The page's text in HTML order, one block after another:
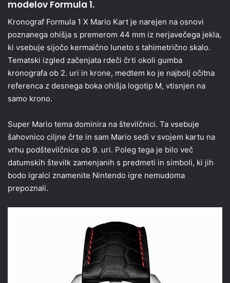
modelov Formula 1.
Kronograf Formula 1 X Mario Kart je narejen na osnovi
poznanega ohišja s premerom 44 mm iz nerjavečega jekla,
ki vsebuje sijočo kermaično luneto s tahimetrično skalo.
Tematski izgled začenjata rdeči črti okoli gumba
kronografa ob 2. uri in krone, medtem ko je najbolj očitna
referenca z desnega boka ohišja logotip M, vtisnjen na
samo krono.
Super Mario tema dominira na številčnici. Ta vsebuje
šahovnico ciljne črte in sam Mario sedi v svojem kartu na
vrhu podštevilčnice ob 9. uri. Poleg tega je bilo več
datumskih številk zamenjanih s predmeti in simboli, ki jih
bodo igralci znamenite Nintendo igre nemudoma
prepoznali.